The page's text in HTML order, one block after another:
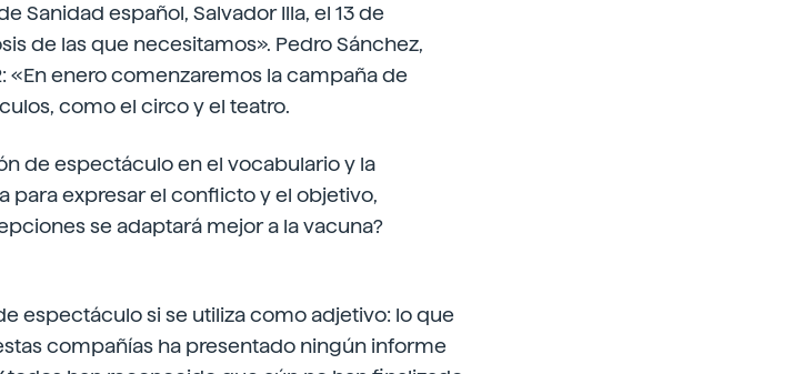
Sanidad español, Salvador Illa, el 13 de
de las que necesitamos». Pedro Sánchez,
«En enero comenzaremos la campaña de
como el circo y el teatro.
de espectáculo en el vocabulario y la
para expresar el conflicto y el objetivo,
se adaptará mejor a la vacuna?
espectáculo si se utiliza como adjetivo: lo que
compañías ha presentado ningún informe